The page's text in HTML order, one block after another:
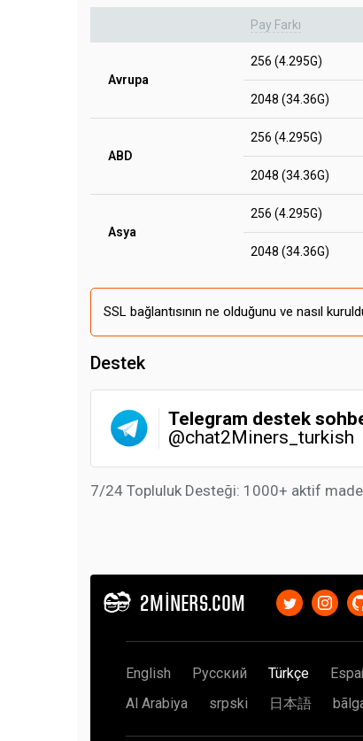
Pay Farkı
Avrupa
256 (4.295G)
2048 (34.36G)
ABD
256 (4.295G)
2048 (34.36G)
Asya
256 (4.295G)
2048 (34.36G)
SSL bağlantısının ne olduğunu ve nasıl
Destek
Telegram destek
@chat2Miners_turkish
7/24 Topluluk Desteği: 1000+ aktif
2MINERS.COM
English Русский Türkçe
Al Arabiya
srpski 日本語